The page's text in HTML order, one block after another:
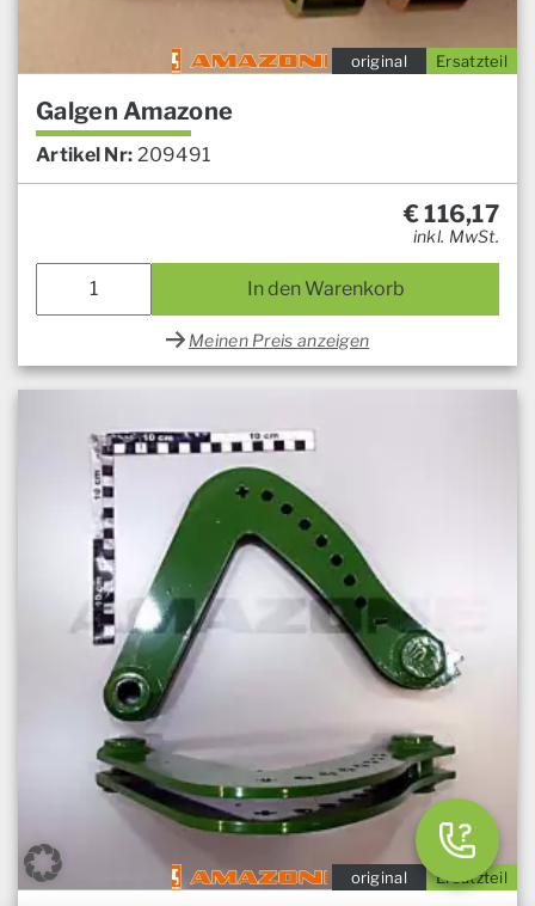
Ersatzteil
original
Galgen Amazone
Artikel Nr: 209491
€116,17
inkl. MwSt.
In den Warenkorb
Meinen Preis anzeigen
Ersatzteil
original